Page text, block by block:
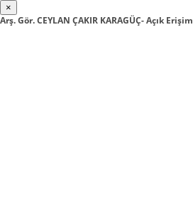
×
Arş. Gör. CEYLAN ÇAKIR KARAGÜÇ- Açık Erişim